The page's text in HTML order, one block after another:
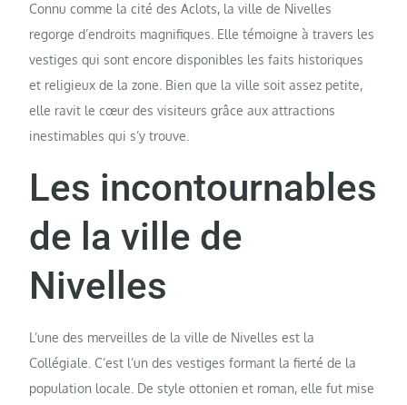
Connu comme la cité des Aclots, la ville de Nivelles
regorge d’endroits magnifiques. Elle témoigne à travers les
vestiges qui sont encore disponibles les faits historiques
et religieux de la zone. Bien que la ville soit assez petite,
elle ravit le cœur des visiteurs grâce aux attractions
inestimables qui s’y trouve.
Les incontournables
de la ville de
Nivelles
L’une des merveilles de la ville de Nivelles est la
Collégiale. C’est l’un des vestiges formant la fierté de la
population locale. De style ottonien et roman, elle fut mise